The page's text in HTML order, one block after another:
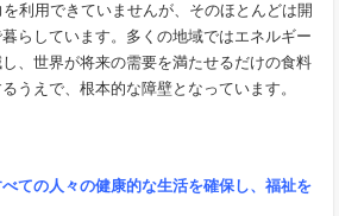
利用できていませんが、そのほとんどは開
らしています。多くの地域ではエネルギー
、世界が将来の需要を満たせるだけの食料
うえで、根本的な障壁となっています。
べての人々の健康的な生活を確保し、福祉を